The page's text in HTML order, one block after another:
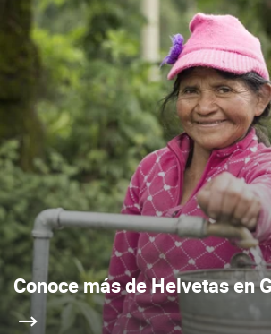
Conoce más de Helvetas en